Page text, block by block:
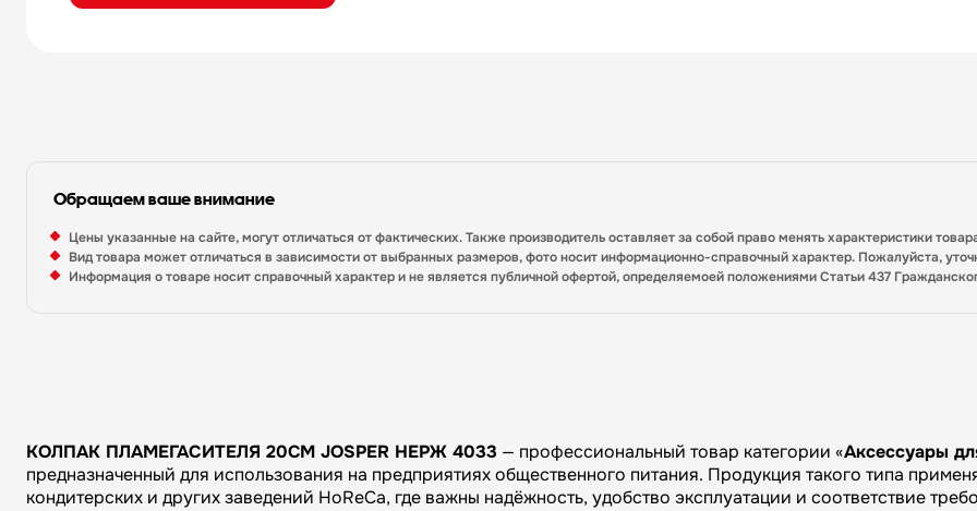
Обращаем ваше внимание
Цены указанные на сайте, могут отличаться от фактических. Также производитель оставляет за собой право менять характеристики
Вид товара может отличаться в зависимости от выбранных размеров, фото носит информационно-справочный характер. Пожалуйста,
Информация о товаре носит справочный характер и не является публичной офертой, определяемоей положениями Статьи 437
КОЛПАК ПЛАМЕГАСИТЕЛЯ 20CM JOSPER НЕРЖ 4033 — профессиональный товар категории «Аксессуары
предназначенный для использования на предприятиях общественного питания. Продукция такого типа
кондитерских и других заведений HoReCa, где важны надёжность, удобство эксплуатации и соответствие